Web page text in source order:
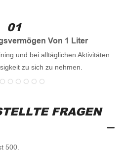
01
Von 1 Liter
und bei alltäglichen Aktivitäten
zu sich zu nehmen.
FRAGEN
500.